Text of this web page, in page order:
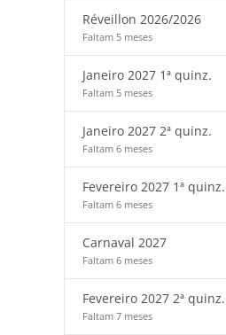
Réveillon 2026/2026
Faltam 5 meses
Janeiro 2027 1ª quinz.
Faltam 5 meses
Janeiro 2027 2ª quinz.
Faltam 6 meses
Fevereiro 2027 1ª quinz.
Faltam 6 meses
Carnaval 2027
Faltam 6 meses
Fevereiro 2027 2ª quinz.
Faltam 7 meses